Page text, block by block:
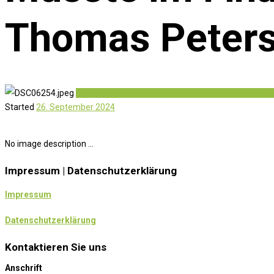
Thomas
Started 26. September 2024
No image description ...
Impressum | Datenschutzerklärung
Impressum
Datenschutzerklärung
Kontaktieren Sie uns
Anschrift